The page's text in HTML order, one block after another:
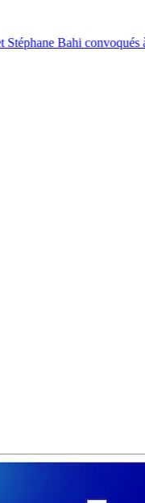
convoqués à la police●